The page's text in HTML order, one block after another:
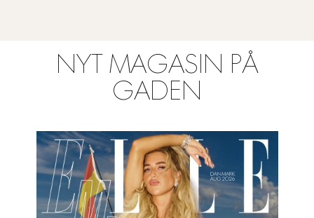
NYT MAGASIN PÅ
GADEN